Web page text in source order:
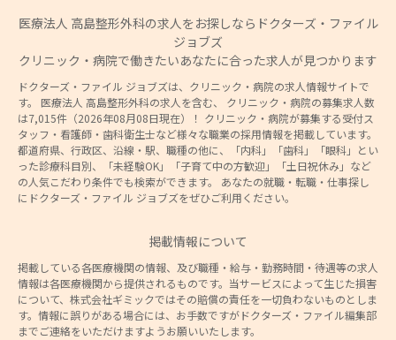
医療法人 高島整形外科の求人をお探しならドクターズ・ファイル
ジョブズ
クリニック・病院で働きたいあなたに合った求人が見つかります
ドクターズ・ファイル ジョブズは、クリニック・病院の求人情報サイトで
す。 医療法人 高島整形外科の求人を含む、 クリニック・病院の募集求人数
は7,015件（2026年08月08日現在）！ クリニック・病院が募集する受付ス
タッフ・看護師・歯科衛生士など様々な職業の採用情報を掲載しています。
都道府県、行政区、沿線・駅、職種の他に、「内科」「歯科」「眼科」とい
った診療科目別、「未経験OK」「子育て中の方歓迎」「土日祝休み」など
の人気こだわり条件でも検索ができます。 あなたの就職・転職・仕事探し
にドクターズ・ファイル ジョブズをぜひご利用ください。
掲載情報について
掲載している各医療機関の情報、及び職種・給与・勤務時間・待遇等の求人
情報は各医療機関から提供されるものです。当サービスによって生じた損害
について、株式会社ギミックではその賠償の責任を一切負わないものとしま
す。情報に誤りがある場合には、お手数ですがドクターズ・ファイル編集部
までご連絡をいただけますようお願いいたします。